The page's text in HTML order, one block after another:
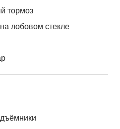
тормоз
лобовом стекле